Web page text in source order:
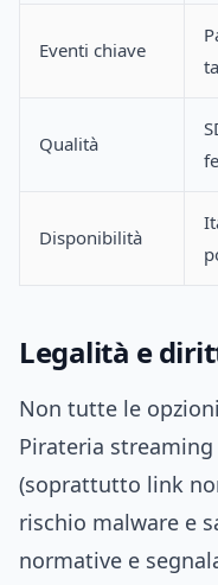
Eventi chiave
Qualità
Disponibilità
Legalità e
Non tutte le
Pirateria
(soprattutto link
rischio malware e
normative e